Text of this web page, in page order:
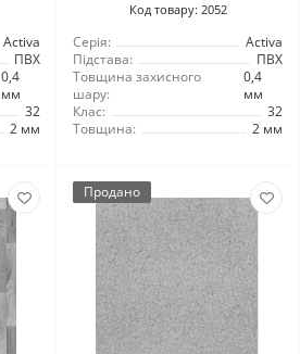
Activa
ПВХ
0,4
мм
32
2 мм
Код товару: 2052
Серія:
Activa
Підстава:
ПВХ
Товщина захисного
шару:
0,4
мм
Клас:
32
Товщина:
2 мм
Продано